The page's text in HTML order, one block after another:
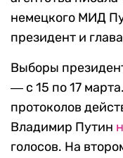
немецкого МИД
президент и
Выборы
― с 15 по 17
протоколов
Владимир Путин
голосов. На